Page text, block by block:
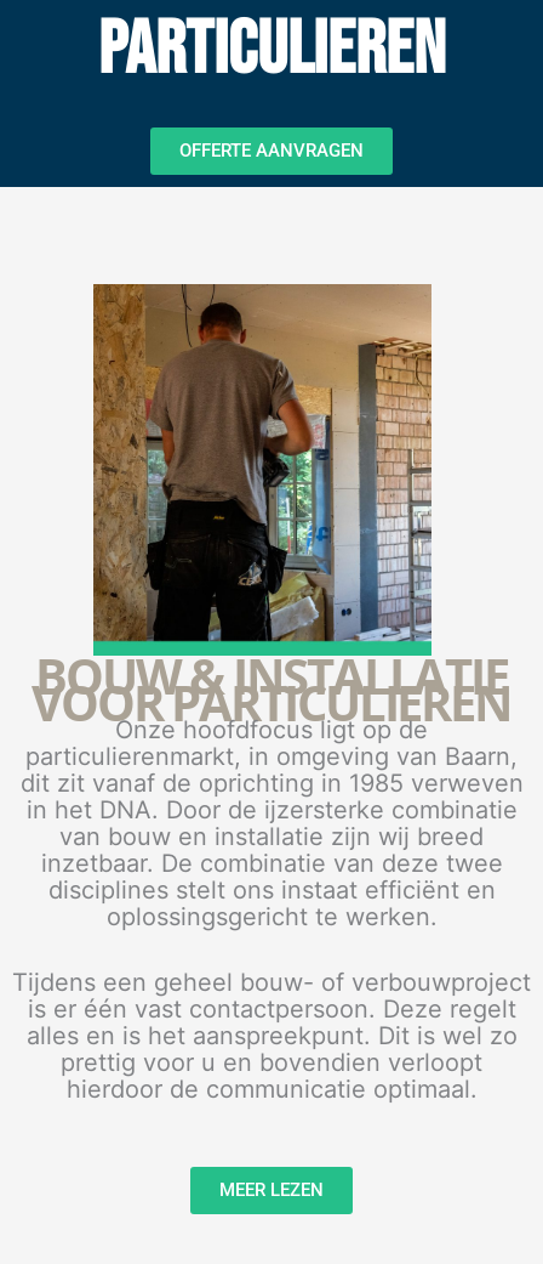
Particulieren
OFFERTE AANVRAGEN
BOUW & INSTALLATIE
VOOR PARTICULIEREN
Onze hoofdfocus ligt op de
particulierenmarkt, in omgeving van Baarn,
dit zit vanaf de oprichting in 1985 verweven
in het DNA. Door de ijzersterke combinatie
van bouw en installatie zijn wij breed
inzetbaar. De combinatie van deze twee
disciplines stelt ons instaat efficiënt en
oplossingsgericht te werken.
Tijdens een geheel bouw- of verbouwproject
is er één vast contactpersoon. Deze regelt
alles en is het aanspreekpunt. Dit is wel zo
prettig voor u en bovendien verloopt
hierdoor de communicatie optimaal.
MEER LEZEN